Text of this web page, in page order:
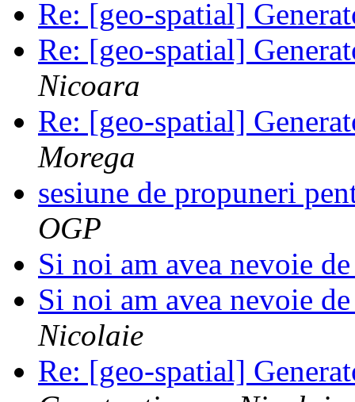
Re: [geo-spatial]
Re: [geo-spatial]
Nicoara
Re: [geo-spatial]
Morega
sesiune de propuneri
OGP
Si noi am avea nevoie
Si noi am avea nevoie
Nicolaie
Re: [geo-spatial]